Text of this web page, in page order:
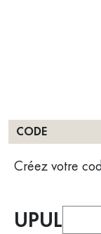
CODE
Créez votre
UPUL